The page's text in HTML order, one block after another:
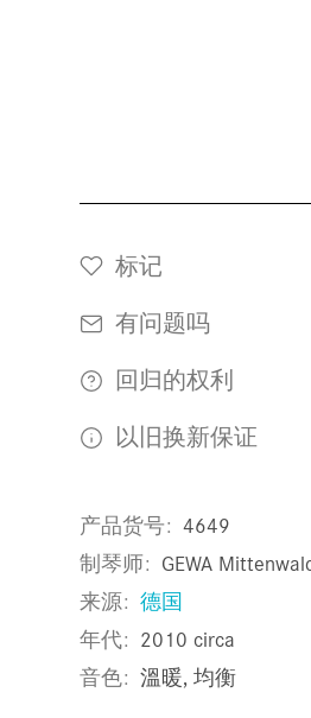
标记
有问题吗
回归的权利
以旧换新保证
产品货号 4649
制琴师 GEWA
来源 德国
年代 2010 circa
音色 溫暖, 均衡